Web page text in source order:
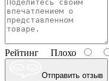
Рейтинг Плохо
Отправить отзыв